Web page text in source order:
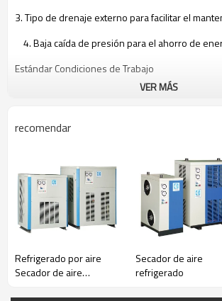
3.Tipo de drenajeexternopara facilitar el
4.Baja caída de presiónpara el ahorro de
EstándarCondiciones de Trabajo
de entrada≤ 45℃
Punto
de rocío2-10℃
refrigerante
R22
opción
R407CyR134a
VER MÁS
recomendar
Refrigerado por aire
Secador de aire
Secador de aire
refrigerado